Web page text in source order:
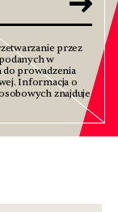
przez
w
prowadzenia
Informacja o
znajduje